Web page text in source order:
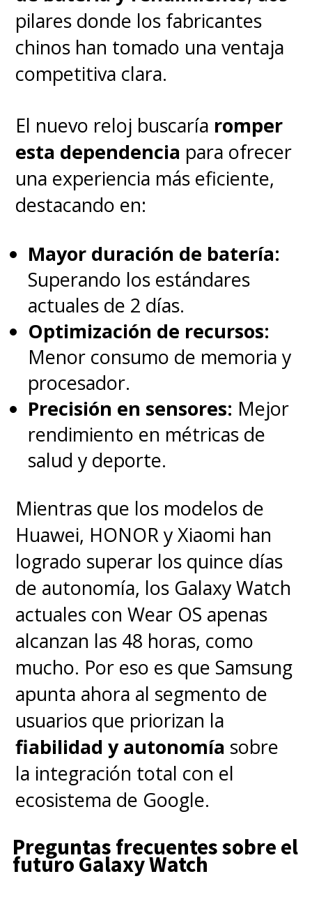
cómputo de alto rendimiento y
los sistemas de visualización
avanzada permiten acelerar
contenido más dinámico para
audiencias globales. La
demostración en The Sphere
reforzó la idea de que la
combinación de datos, IA y
visualización masiva puede
transformar la forma en que se
consume el deporte.
Esta instancia se convirtió, sin
duda, en la más atractiva de
toda la CES 2026 y se
complementó con el anuncio
mundial del primer teléfono
inteligente plegable tipo Fold de
Motorola (que es parte de
Lenovo) del que te contamos
más enesta otra nota, así
como también del llamativo
computador enrollable de
Lenovo, que en más detalle lo
dejamos por acá.
pilares donde los fabricantes
chinos han tomado una ventaja
competitiva clara.
El nuevo reloj buscaría romper
esta dependencia para ofrecer
una experiencia más eficiente,
destacando en:
Mayor duración de batería:
Superando los estándares
actuales de 2 días.
Optimización de recursos:
Menor consumo de memoria y
procesador.
Precisión en sensores: Mejor
rendimiento en métricas de
salud y deporte.
Mientras que los modelos de
Huawei, HONOR y Xiaomi han
logrado superar los quince días
de autonomía, los Galaxy Watch
actuales con Wear OS apenas
alcanzan las 48 horas, como
mucho. Por eso es que Samsung
apunta ahora al segmento de
usuarios que priorizan la
fiabilidad y autonomía sobre
la integración total con el
ecosistema de Google.
Preguntas frecuentes sobre el
futuro Galaxy Watch